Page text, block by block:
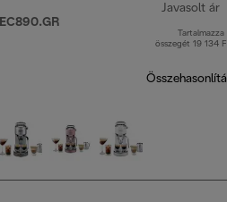
EC890.GR
Javasolt ár
összegét 19 134